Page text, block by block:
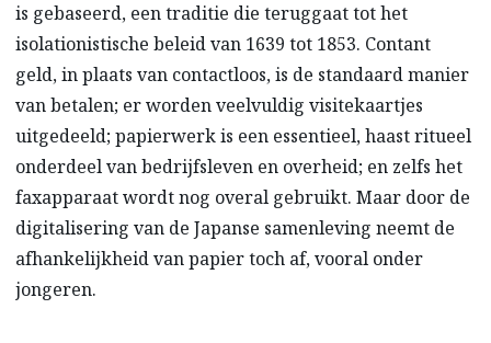
is gebaseerd, een traditie die teruggaat tot het
isolationistische beleid van 1639 tot 1853. Contant
geld, in plaats van contactloos, is de standaard manier
van betalen; er worden veelvuldig visitekaartjes
uitgedeeld; papierwerk is een essentieel, haast ritueel
onderdeel van bedrijfsleven en overheid; en zelfs het
faxapparaat wordt nog overal gebruikt. Maar door de
digitalisering van de Japanse samenleving neemt de
afhankelijkheid van papier toch af, vooral onder
jongeren.